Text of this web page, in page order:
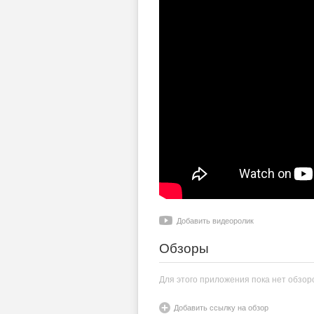
Добавить видеоролик
Обзоры
Для этого приложения пока нет
Добавить ссылку на обзор